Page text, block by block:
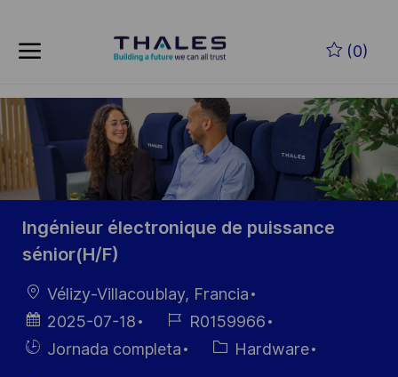
(0)
-
Ingénieur électronique de puissance
sénior(H/F)
Ubicación
Vélizy-Villacoublay, Francia
Fecha de
publicación
2025-07-18
ID de
empleo
R0159966
HiringJornada completa Categoría
Hardware